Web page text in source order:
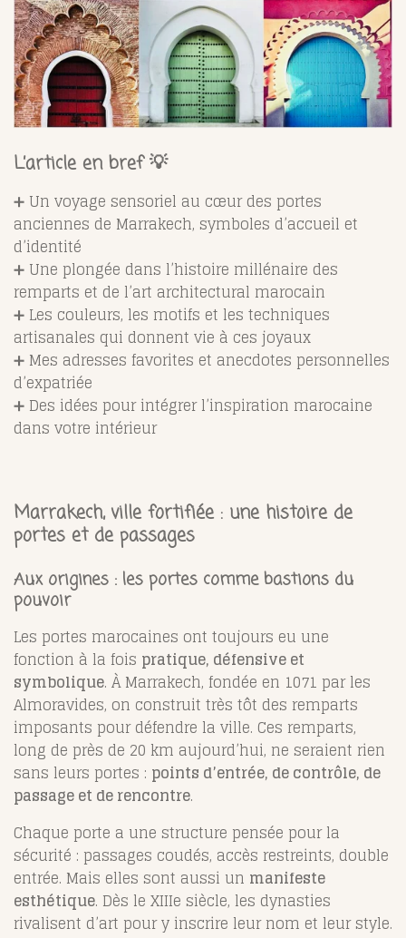
L’article en bref 💡
➕ Un voyage sensoriel au cœur des portes
anciennes de Marrakech, symboles d’accueil et
d’identité
➕ Une plongée dans l’histoire millénaire des
remparts et de l’art architectural marocain
➕ Les couleurs, les motifs et les techniques
artisanales qui donnent vie à ces joyaux
➕ Mes adresses favorites et anecdotes personnelles
d’expatriée
➕ Des idées pour intégrer l’inspiration marocaine
dans votre intérieur
Marrakech, ville fortifiée : une histoire de
portes et de passages
Aux origines : les portes comme bastions du
pouvoir
Les portes marocaines ont toujours eu une
fonction à la fois pratique, défensive et
symbolique. À Marrakech, fondée en 1071 par les
Almoravides, on construit très tôt des remparts
imposants pour défendre la ville. Ces remparts,
long de près de 20 km aujourd’hui, ne seraient rien
sans leurs portes : points d’entrée, de contrôle, de
passage et de rencontre.
Chaque porte a une structure pensée pour la
sécurité : passages coudés, accès restreints, double
entrée. Mais elles sont aussi un manifeste
esthétique. Dès le XIIIe siècle, les dynasties
rivalisent d’art pour y inscrire leur nom et leur style.